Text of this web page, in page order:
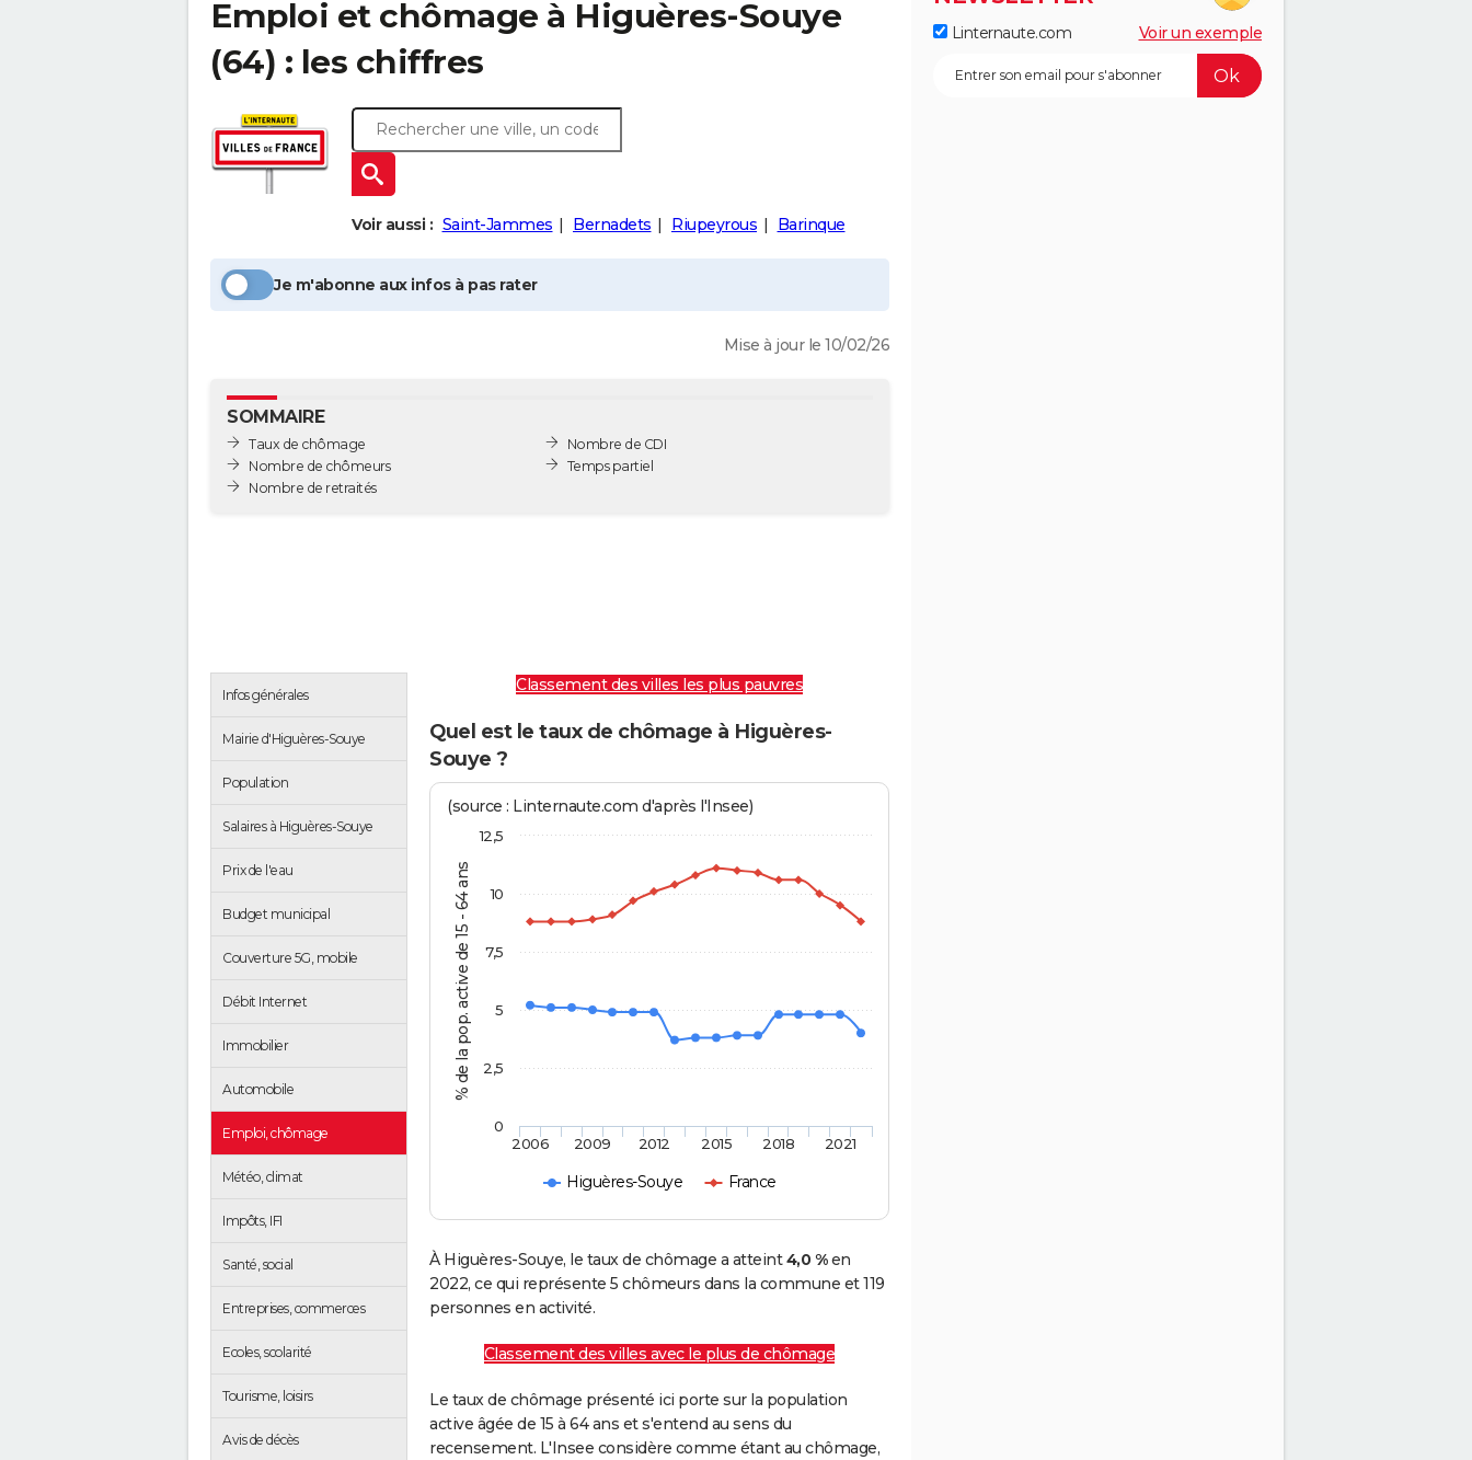
Emploi et chômage à Higuères-Souye
(64) : les chiffres
Voir aussi : Saint-Jammes Bernadets Riupeyrous Barinque
Je m'abonne aux infos à pas rater
Mise à jour le 10/02/26
SOMMAIRE
Taux de chômage
Nombre de chômeurs
Nombre de retraités
Nombre de CDI
Temps partiel
Infos générales
Mairie d'Higuères-Souye
Population
Salaires à Higuères-Souye
Prix de l'eau
Budget municipal
Couverture 5G, mobile
Débit Internet
Immobilier
Automobile
Emploi, chômage
Météo, climat
Impôts, IFI
Santé, social
Entreprises, commerces
Ecoles, scolarité
Tourisme, loisirs
Avis de décès
Classement des villes les plus pauvres
Quel est le taux de chômage à Higuères-
Souye ?
% de la pop. active de 15 - 64 ans
(source : Linternaute.com d'après l'Insee)
Higuères-Souye France
2006 2009 2012 2015 2018 2021
0
2,5
5
7,5
10
12,5
À Higuères-Souye, le taux de chômage a atteint4,0 %en
2022, ce qui représente 5 chômeurs dans la commune et 119
personnes en activité.
Classement des villes avec le plus de chômage
Le taux de chômage présenté ici porte sur la population
active âgée de 15 à 64 ans et s'entend au sens du
recensement. L'Insee considère comme étant au chômage,
Linternaute.com Voir un exemple